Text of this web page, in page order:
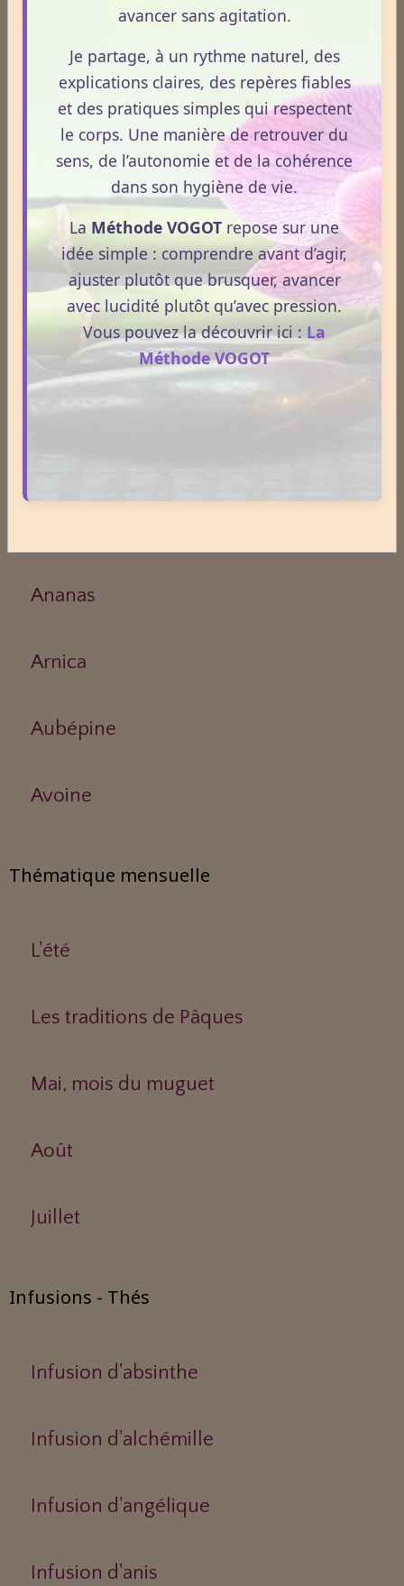
Actinologie
Acupuncture
Aérothérapie
Antigymnastique
Apithérapie
Ananas
Arnica
Aubépine
Avoine
Thématique mensuelle
L'été
Les traditions de Pâques
Mai, mois du muguet
Août
Juillet
Infusions - Thés
Infusion d'absinthe
Infusion d'alchémille
Infusion d'angélique
Infusion d'anis
avancer sans agitation.
Je partage, à un rythme naturel, des
explications claires, des repères fiables
et des pratiques simples qui respectent
le corps. Une manière de retrouver du
sens, de l’autonomie et de la cohérence
dans son hygiène de vie.
La Méthode VOGOT repose sur une
idée simple : comprendre avant d’agir,
ajuster plutôt que brusquer, avancer
avec lucidité plutôt qu’avec pression.
Vous pouvez la découvrir ici : La
Méthode VOGOT